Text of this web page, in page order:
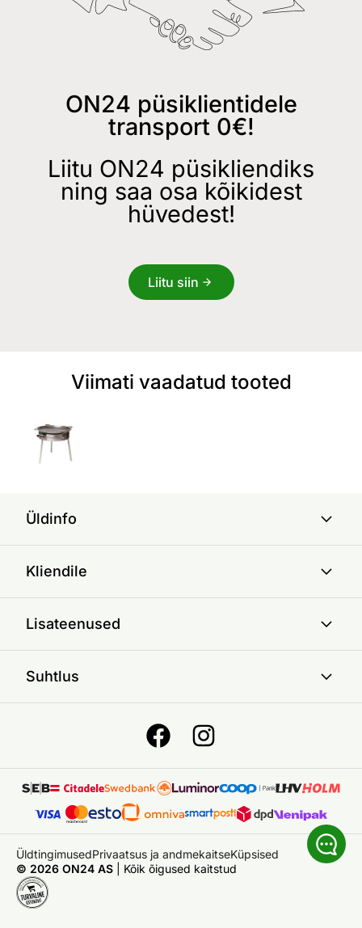
ON24 püsiklientidele
transport 0€!
Liitu ON24 püsikliendiks
ning saa osa kõikidest
hüvedest!
Liitu siin
Viimati vaadatud tooted
Üldinfo
Kliendile
Lisateenused
Suhtlus
© 2026 ON24 AS Kõik õigused kaitstud
ÜldtingimusedPrivaatsus ja andmekaitseKüpsised